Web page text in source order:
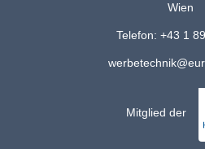
Wien
Telefon: +43 1
Mitglied der